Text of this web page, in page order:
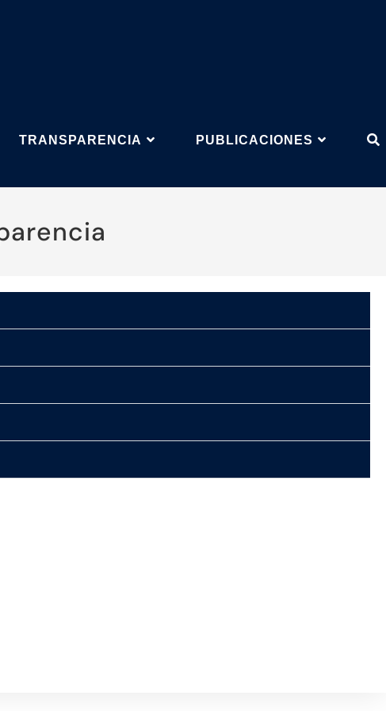
TRANSPARENCIA PUBLICACIONES